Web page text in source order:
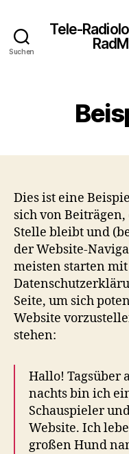
Suchen
Tele-
Dies ist eine
sich von Beiträgen,
Stelle bleibt und
der Website-
meisten starten
Seite, um sich
Website
stehen:
Hallo! Tagsüber
nachts bin ich
Schauspieler
Website. Ich
großen Hund